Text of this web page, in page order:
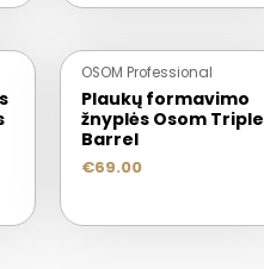
OSOM Professional
Plaukų formavimo
žnyplės Osom Triple
Barrel
€69.00